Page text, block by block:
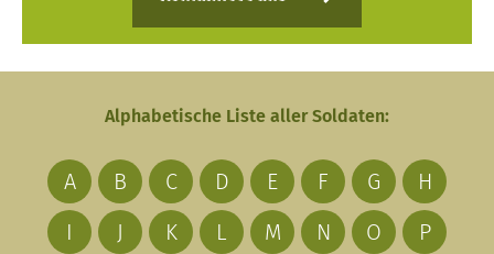
Alphabetische Liste aller Soldaten:
A B C D E F G
H
I
J K L M N O
P